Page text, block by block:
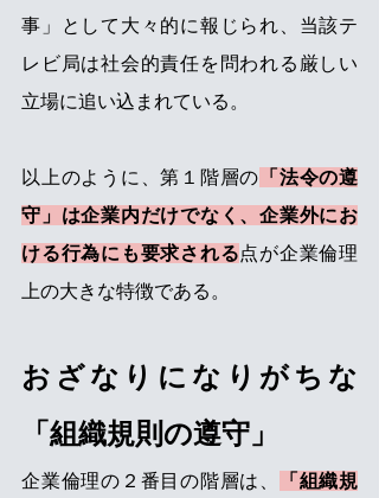
事」として大々的に報じられ、当該テ
レビ局は社会的責任を問われる厳しい
立場に追い込まれている。
以上のように、第１階層の 「法令の遵
守」は企業内だけでなく、企業外にお
ける行為にも要求される点が企業倫理
上の大きな特徴である。
おざなりになりがちな
「組織規則の遵守」
企業倫理の２番目の階層は、 「組織規